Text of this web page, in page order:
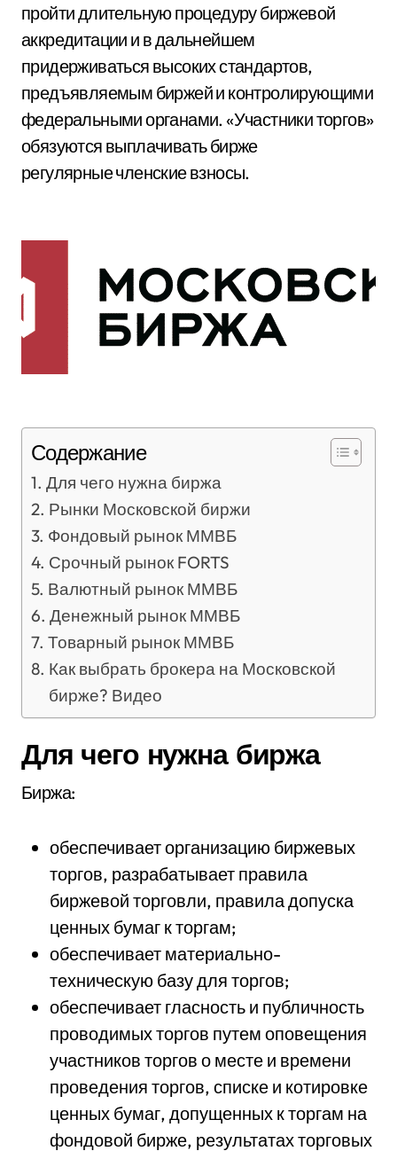
пройти длительную процедуру биржевой
аккредитации и в дальнейшем
придерживаться высоких стандартов,
предъявляемым биржей и контролирующими
федеральными органами. «Участники торгов»
обязуются выплачивать бирже
регулярные членские взносы.
Содержание
Для чего нужна биржа
Рынки Московской биржи
Фондовый рынок ММВБ
Срочный рынок FORTS
Валютный рынок ММВБ
Денежный рынок ММВБ
Товарный рынок ММВБ
Как выбрать брокера на Московской
бирже? Видео
Для чего нужна биржа
Биржа:
обеспечивает организацию биржевых
торгов, разрабатывает правила
биржевой торговли, правила допуска
ценных бумаг к торгам;
обеспечивает материально-
техническую базу для торгов;
обеспечивает гласность и публичность
проводимых торгов путем оповещения
участников торгов о месте и времени
проведения торгов, списке и котировке
ценных бумаг, допущенных к торгам на
фондовой бирже, результатах торговых